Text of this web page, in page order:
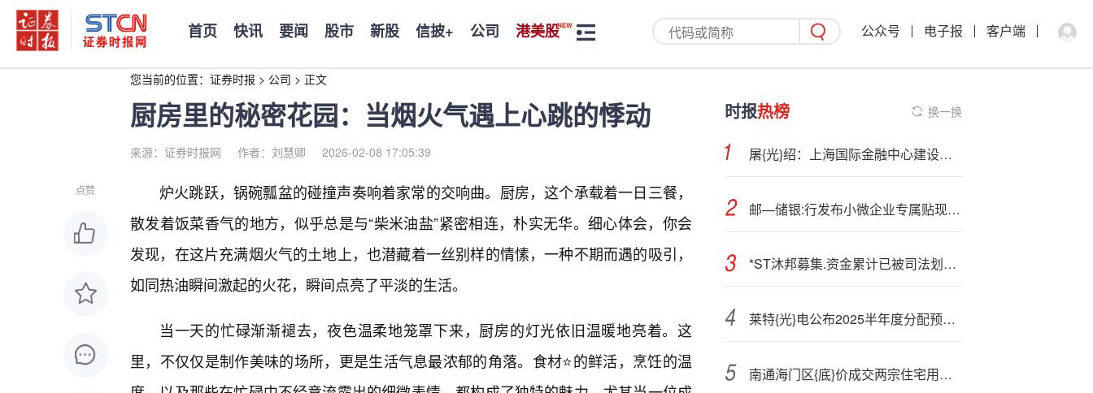
首页 快讯 要闻 股市 新股 信披+ 公司 港美股 公众号 电子报 客户端
您当前的位置： 证券时报 > 公司 > 正文
厨房里的秘密花园：当烟火气遇上心跳的悸动
来源：证券时报网 作者：刘慧卿 2026-02-08 17:05:39
点赞
炉火跳跃，锅碗瓢盆的碰撞声奏响着家常的交响曲。厨房，这个承载着一日三餐，
散发着饭菜香气的地方，似乎总是与“柴米油盐”紧密相连，朴实无华。细心体会，你会
发现，在这片充满烟火气的土地上，也潜藏着一丝别样的情愫，一种不期而遇的吸引，
如同热油瞬间激起的火花，瞬间点亮了平淡的生活。
当一天的忙碌渐渐褪去，夜色温柔地笼罩下来，厨房的灯光依旧温暖地亮着。这
里，不仅仅是制作美味的场所，更是生活气息最浓郁的角落。食材⭐的鲜活，烹饪的温
时报热榜 换一换
屠{光}绍：上海国际金融中心建设迈向更高能级
邮—储银:行发布小微企业专属贴现产品
*ST沐邦募集.资金累计已被司法划扣超2亿元，近日三名高管提出辞职
莱特{光}电公布2025半年度分配预案 拟10派1.8元
南通海门区{底}价成交两宗住宅用地 总成交额8.03亿元